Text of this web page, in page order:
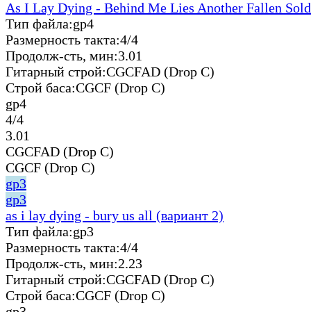
As I Lay Dying - Behind Me Lies Another Fallen
Тип файла:gp4
Размерность такта:4/4
Продолж-сть, мин:3.01
Гитарный строй:CGCFAD (Drop C)
Строй баса:CGCF (Drop C)
gp4
4/4
3.01
CGCFAD (Drop C)
CGCF (Drop C)
gp3
gp3
as i lay dying - bury us all (вариант 2)
Тип файла:gp3
Размерность такта:4/4
Продолж-сть, мин:2.23
Гитарный строй:CGCFAD (Drop C)
Строй баса:CGCF (Drop C)